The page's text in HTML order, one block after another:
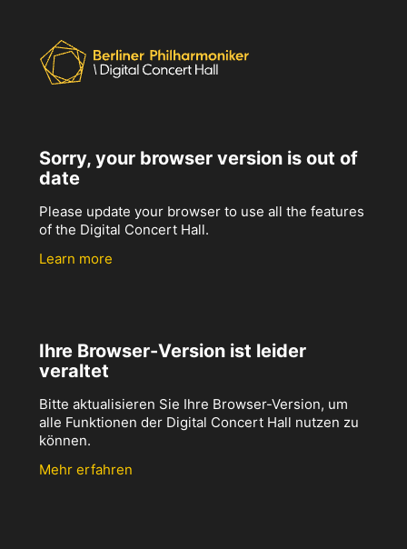
Sorry, your browser version is out of
date
Please update your browser to use all the features
of the Digital Concert Hall.
Learn more
Ihre Browser-Version ist leider
veraltet
Bitte aktualisieren Sie Ihre Browser-Version, um
alle Funktionen der Digital Concert Hall nutzen zu
können.
Mehr erfahren